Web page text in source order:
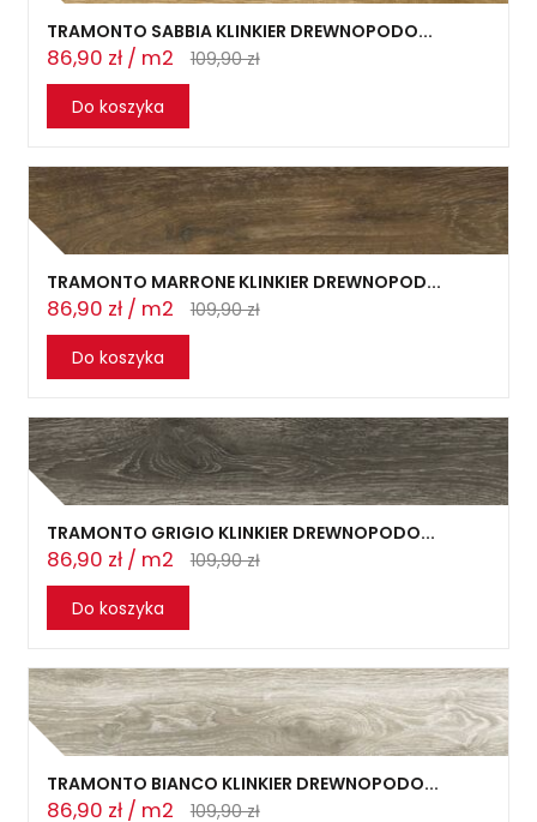
TRAMONTO SABBIA KLINKIER DREWNOPODO...
86,90 zł / m2
109,90 zł
Do koszyka
TRAMONTO MARRONE KLINKIER DREWNOPOD...
86,90 zł / m2
109,90 zł
Do koszyka
TRAMONTO GRIGIO KLINKIER DREWNOPODO...
86,90 zł / m2
109,90 zł
Do koszyka
TRAMONTO BIANCO KLINKIER DREWNOPODO...
86,90 zł / m2 109,90 zł